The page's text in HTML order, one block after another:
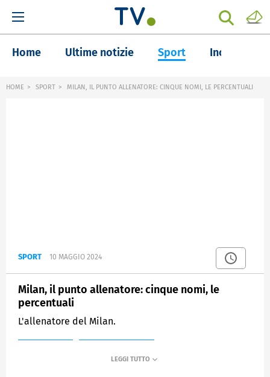
Home Ultime notizie Sport Inchieste
HOME SPORT MILAN, IL PUNTO ALLENATORE: CINQUE NOMI, LE PERCENTUALI
SPORT 10 MAGGIO 2024
Milan, il punto allenatore: cinque nomi, le
percentuali
L'allenatore del Milan.